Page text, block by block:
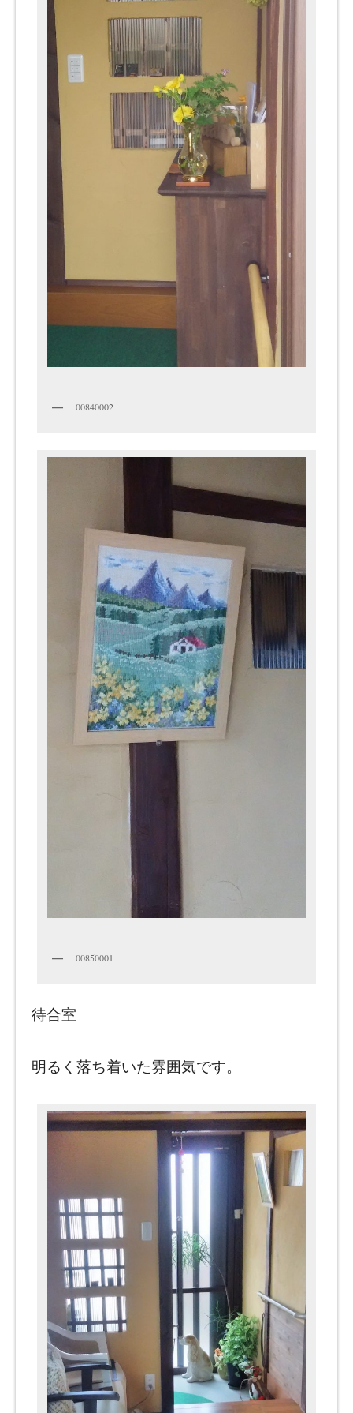
00840002
00850001
待合室
明るく落ち着いた雰囲気です。